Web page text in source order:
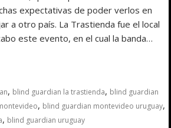
expectativas de poder verlos en
a otro país. La Trastienda fue el local
este evento, en el cual la banda…
, blind guardian la trastienda, blind guardian
, blind guardian montevideo uruguay,
, blind guardian uruguay